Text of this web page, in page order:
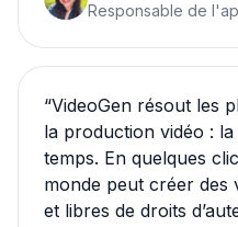
Responsable de
“VideoGen résout les
la production vidéo :
temps. En quelques
monde peut créer des
et libres de droits